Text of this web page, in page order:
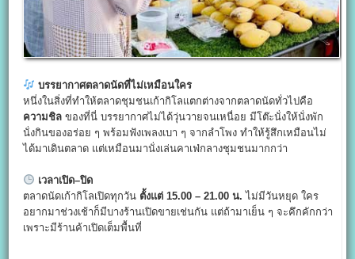
บรรยากาศตลาดนัดที่ไม่เหมือนใคร
หนึ่งในสิ่งที่ทำให้ตลาดชุมชนเก้ากิโลแตกต่างจากตลาดนัดทั่วไปคือ
ความชิล ของที่นี่ บรรยากาศไม่ได้วุ่นวายจนเหนื่อย มีโต๊ะนั่งให้นั่งพัก
นั่งกินของอร่อย ๆ พร้อมฟังเพลงเบา ๆ จากลำโพง ทำให้รู้สึกเหมือนไม่
ได้มาเดินตลาด แต่เหมือนมานั่งเล่นคาเฟ่กลางชุมชนมากกว่า
เวลาเปิด–ปิด
ตลาดนัดเก้ากิโลเปิดทุกวัน ตั้งแต่ 15.00 – 21.00น. ไม่มีวันหยุด ใคร
อยากมาช่วงเช้าก็มีบางร้านเปิดขายเช่นกัน แต่ถ้ามาเย็น ๆ จะคึกคักกว่า
เพราะมีร้านค้าเปิดเต็มพื้นที่